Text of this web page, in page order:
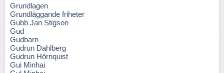
Grundlagen
Grundläggande friheter
Gubb Jan Stigson
Gud
Gudbarn
Gudrun Dahlberg
Gudrun Hörnquist
Gui Minhai